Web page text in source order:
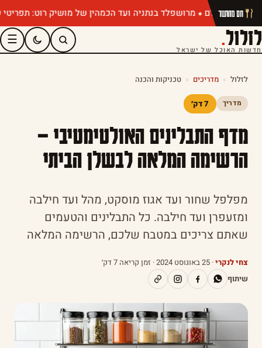
מרושפלד בנתניה ועד הכמהין של מושיק רוט: תפריטי קיץ
חם מהתנור
לזלול.
חדשות האוכל של ישראל
☰
לזלול » מדריכים » טכניקות והכנה
מדריך 7 דק׳
מדף התבלינים האולטימטיבי –
הרשימה המלאה לבשלן הביתי
מפלפל שחור ועד אגוז מוסקט, מהל ועד חילבה
ומזעפרן ועד חילבה. כל התבלינים והטעמים
שאתם צריכים במטבח שלכם, הרשימה המלאה
צחי לנקרי· 25 באוגוסט 2024
· זמן קריאה 7 דק׳
שיתוף